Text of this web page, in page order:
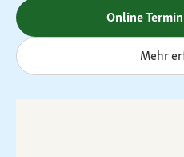
Online
Mehr